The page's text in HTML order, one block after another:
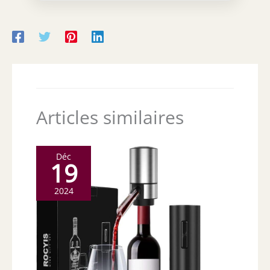
Articles similaires
Déc
19
2024